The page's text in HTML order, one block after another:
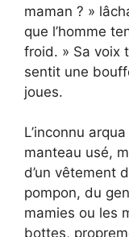
maman ? »
que l’homme
froid. » Sa voix
sentit une
joues.
L’inconnu
manteau usé,
d’un vêtement
pompon, du
mamies ou les
bottes,